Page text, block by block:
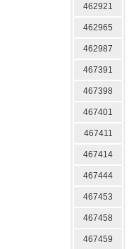
462921
462965
462987
467391
467398
467401
467411
467414
467444
467453
467458
467459